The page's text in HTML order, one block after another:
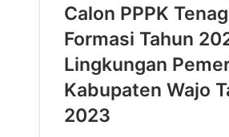
Calon PPPK
Formasi Tahun
Lingkungan
Kabupaten Wajo
2023